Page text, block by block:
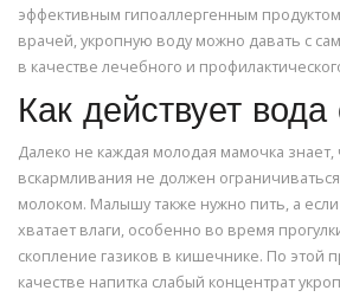
эффективным гипоаллергенным
врачей, укропную воду можно давать с
в качестве лечебного и
Как действует
Далеко не каждая молодая мамочка знает,
вскармливания не должен
молоком. Малышу также нужно пить, а
хватает влаги, особенно во время
скопление газиков в кишечнике. По этой
качестве напитка слабый концентрат